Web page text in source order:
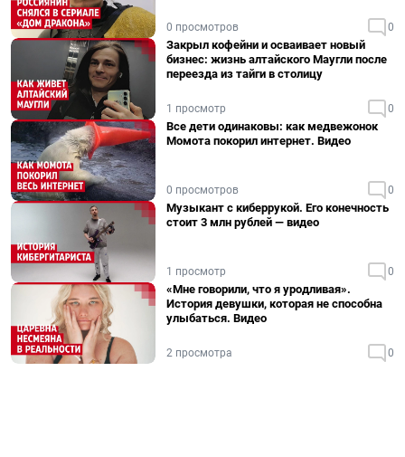
0 просмотров 0
Закрыл кофейни и осваивает новый
бизнес: жизнь алтайского Маугли после
переезда из тайги в столицу
1 просмотр 0
Все дети одинаковы: как медвежонок
Момота покорил интернет. Видео
0 просмотров 0
Музыкант с киберрукой. Его конечность
стоит 3 млн рублей — видео
1 просмотр 0
«Мне говорили, что я уродливая».
История девушки, которая не способна
улыбаться. Видео
2 просмотра 0